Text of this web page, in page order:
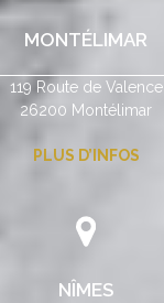
MONTÉLIMAR
119 Route de Valence
26200 Montélimar
PLUS D’INFOS
NÎMES